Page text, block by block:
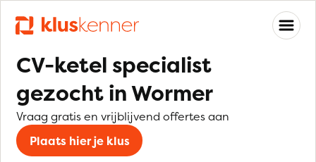
CV-ketel specialist
gezocht in Wormer
Vraag gratis en vrijblijvend offertes aan
Plaats hier je klus